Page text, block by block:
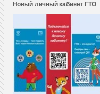
Новый личный кабинет ГТО